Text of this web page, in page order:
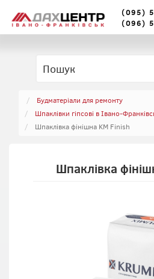
(095)
(096)
Будматеріали для ремонту
Шпаклівки гіпсові в Івано-
Шпаклівка фінішна KM Finish
Шпаклівка